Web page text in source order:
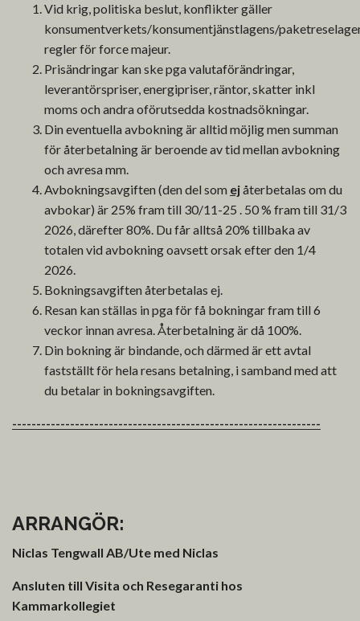
Vid krig, politiska beslut, konflikter gäller
konsumentverkets/konsumentjänstlagens/
regler för force majeur.
Prisändringar kan ske pga valutaförändringar,
leverantörspriser, energipriser, räntor, skatter inkl
moms och andra oförutsedda kostnadsökningar.
Din eventuella avbokning är alltid möjlig men summan
för återbetalning är beroende av tid mellan avbokning
och avresa mm.
Avbokningsavgiften (den del som ejåterbetalas om du
avbokar) är 25% fram till 30/11-25 . 50 % fram till 31/3
2026, därefter 80%. Du får alltså 20% tillbaka av
totalen vid avbokning oavsett orsak efter den 1/4
2026.
Bokningsavgiften återbetalas ej.
Resan kan ställas in pga för få bokningar fram till 6
veckor innan avresa. Återbetalning är då 100%.
Din bokning är bindande, och därmed är ett avtal
fastställt för hela resans betalning, i samband med att
du betalar in bokningsavgiften.
----------------------------------------------------------------
ARRANGÖR:
Niclas Tengwall AB/Ute med Niclas
Ansluten till Visita och Resegaranti hos
Kammarkollegiet